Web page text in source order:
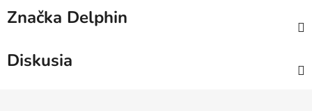
Značka Delphin
Diskusia